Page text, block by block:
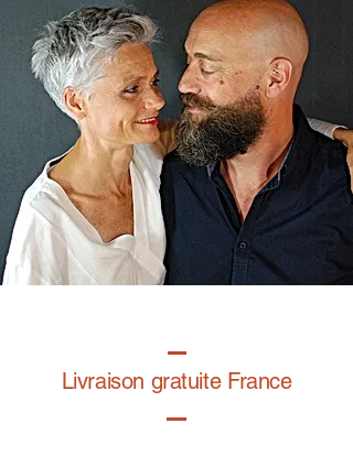
Livraison gratuite France